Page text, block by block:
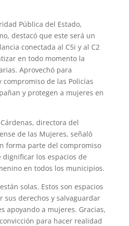
Pública del Estado,
destacó que este será un
conectada al C5i y al C2
en todo momento la
Aprovechó para
de las Policías
y protegen a mujeres en
directora del
de las Mujeres, señaló
forma parte del compromiso
los espacios de
en todos los municipios.
solas. Estos son espacios
sus derechos y salvaguardar
apoyando a mujeres. Gracias,
para hacer realidad